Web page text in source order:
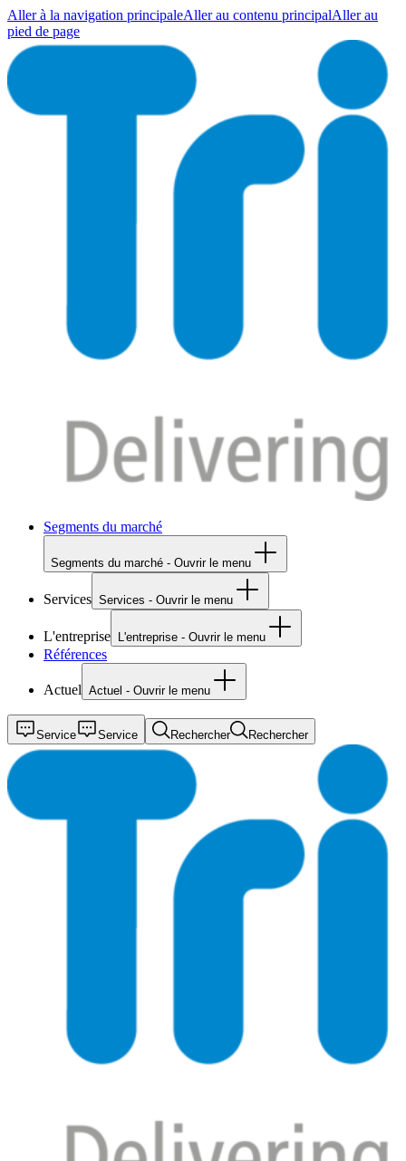
Aller à la navigation principaleAller au contenu principalAller au
pied de page
Segments du marché
Segments du marché - Ouvrir le menu
Services Services - Ouvrir le menu
L'entreprise L'entreprise - Ouvrir le menu
Références
Actuel Actuel - Ouvrir le menu
Service Service Rechercher Rechercher